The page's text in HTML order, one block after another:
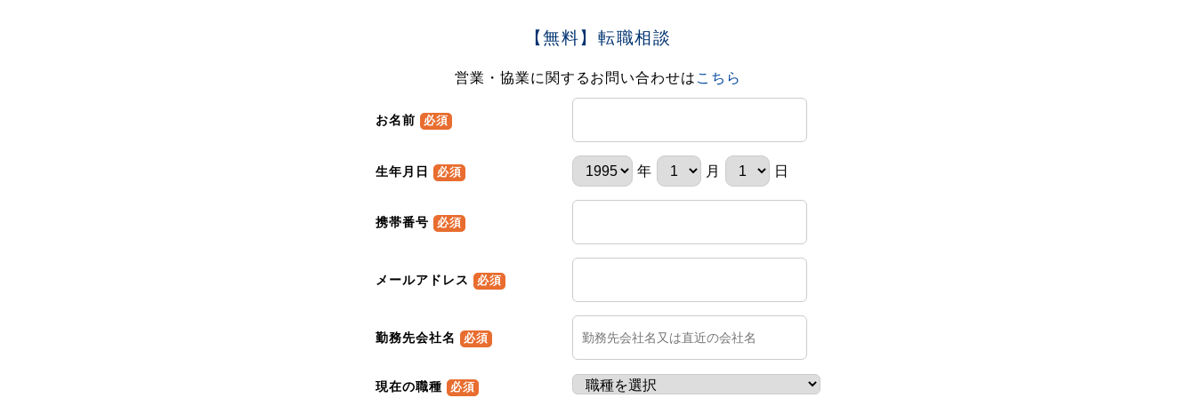
【無料】転職相談
営業・協業に関するお問い合わせは こちら
お名前 必須
生年月日 必須 年 月 日
携帯番号 必須
メールアドレス 必須
勤務先会社名 必須
現在の職種 必須